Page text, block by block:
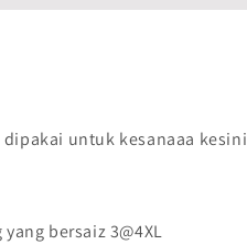
dipakai untuk kesanaaa
bersaiz 3@4XL